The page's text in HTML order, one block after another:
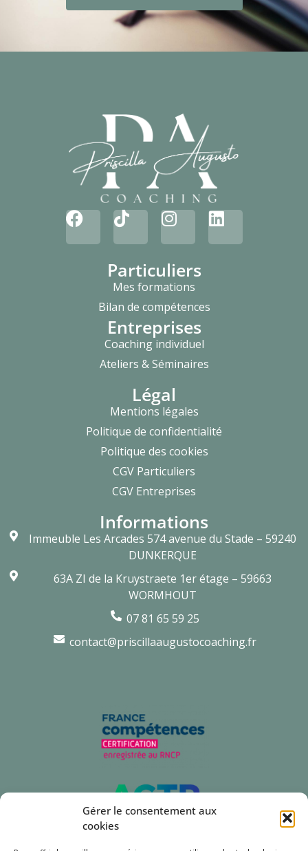
Gérer le consentement aux
cookies
Particuliers
Mes formations
Bilan de compétences
Entreprises
Coaching individuel
Ateliers & Séminaires
Légal
Mentions légales
Politique de confidentialité
Politique des cookies
CGV Particuliers
CGV Entreprises
Informations
Immeuble Les Arcades 574 avenue du Stade – 59240
DUNKERQUE
63A ZI de la Kruystraete 1er étage – 59663
WORMHOUT
07 81 65 59 25
contact@priscillaaugustocoaching.fr